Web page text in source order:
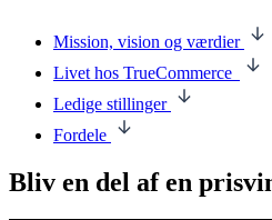
Mission, vision og værdier
Livet hos TrueCommerce
Ledige stillinger
Fordele
Bliv en del af en